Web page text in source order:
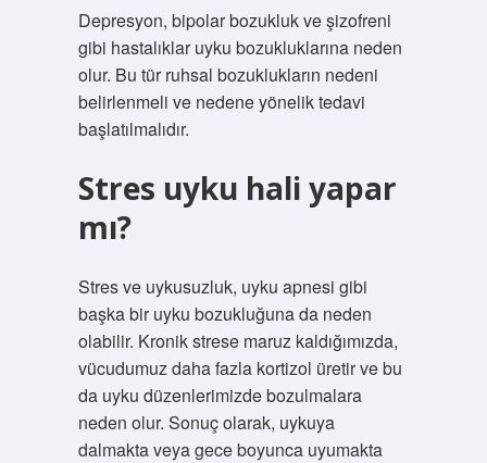
Depresyon, bipolar bozukluk ve şizofreni
gibi hastalıklar uyku bozukluklarına neden
olur. Bu tür ruhsal bozuklukların nedeni
belirlenmeli ve nedene yönelik tedavi
başlatılmalıdır.
Stres uyku hali yapar
mı?
Stres ve uykusuzluk, uyku apnesi gibi
başka bir uyku bozukluğuna da neden
olabilir. Kronik strese maruz kaldığımızda,
vücudumuz daha fazla kortizol üretir ve bu
da uyku düzenlerimizde bozulmalara
neden olur. Sonuç olarak, uykuya
dalmakta veya gece boyunca uyumakta